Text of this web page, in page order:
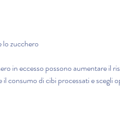
lo zucchero
in eccesso possono aumentare il
il consumo di cibi processati e scegli